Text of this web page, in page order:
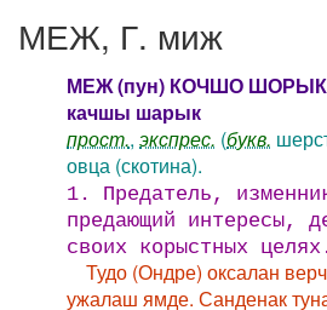
МЕЖ, Г. миж
МЕЖ (пун) КОЧШО ШОРЫК
качшы шарык
прост., экспрес. (букв.
овца (скотина).
1. Предатель,
предающий интересы,
своих корыстных целях.
Тудо (Ондре) оксалан
ужалаш ямде. Санденак